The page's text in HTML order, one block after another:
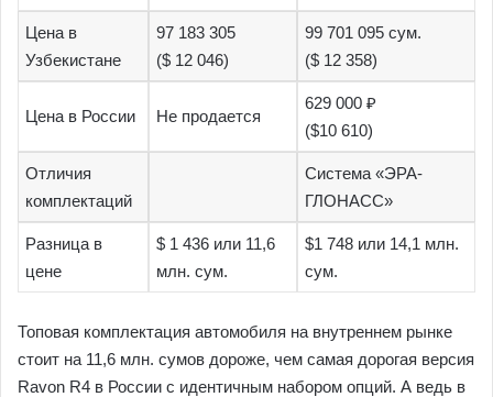
Цена в
Узбекистане
97 183 305
($ 12 046)
99 701 095 сум.
($ 12 358)
Цена в России Не продается
629 000 ₽
($10 610)
Отличия
комплектаций
Система «ЭРА-
ГЛОНАСС»
Разница в
цене
$ 1 436 или 11,6
млн. сум.
$1 748 или 14,1 млн.
сум.
Топовая комплектация автомобиля на внутреннем рынке
стоит на 11,6 млн. сумов дороже, чем самая дорогая версия
Ravon R4 в России с идентичным набором опций. А ведь в